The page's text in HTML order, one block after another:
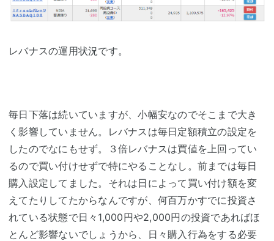
レバナスの運用状況です。
毎日下落は続いていますが、小幅安なのでそこまで大き
く影響していません。レバナスは毎日定額積立の設定を
したのでなにもせず。３倍レバナスは買値を上回ってい
るので買い付けせずで特にやることなし。前までは毎日
購入設定してました。それは日によって買い付け額を変
えてたりしてたからなんですが、何百万かすでに投資さ
れている状態で日々1,000円や2,000円の投資であればほ
とんど影響ないでしょうから、日々購入行為をする必要